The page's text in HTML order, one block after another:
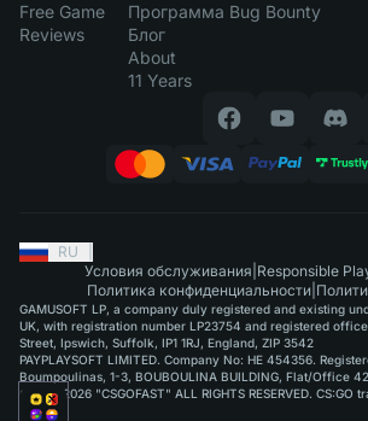
Free Game
Reviews
Программа Bug Bounty
Блог
About
11 Years
RU
Условия обслуживания Responsible
Политика конфиденциальности
GAMUSOFT LP, a company duly registered and existing
UK, with registration number LP23754 and registered
Street, Ipswich, Suffolk, IP1 1RJ, England, ZIP 3542
PAYPLAYSOFT LIMITED. Company No: HE 454356.
Boumpoulinas, 1-3, BOUBOULINA BUILDING, Flat/Office
©2015-2026 "CSGOFAST" ALL RIGHTS RESERVED. CS:GO